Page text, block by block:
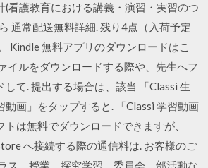
(看護教育における講義・演習・実習のつ
通常配送無料詳細. 残り4点（入荷予定
Kindle 無料アプリのダウンロードはこ
イルをダウンロードする際や、先生へフ
して. 提出する場合は、該当 「Classi 生
動画」をタップすると. 「Classi 学習動画
は無料でダウンロードできますが、
へ接続する際の通信料は. お客様のご
ス、授業、探究学習、委員会、部活動な